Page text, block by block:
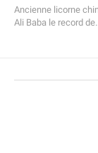
Ancienne licorne
Ali Baba le record de...